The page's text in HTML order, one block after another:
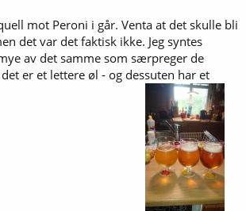
mot Peroni i går. Venta at det skulle bli
det var det faktisk ikke. Jeg syntes
av det samme som særpreger de
er et lettere øl - og dessuten har et